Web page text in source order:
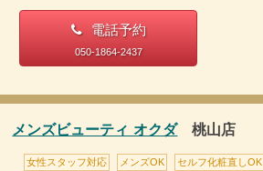
電話予約
050-1864-2437
メンズビューティ オクダ桃山店
女性スタッフ対応 メンズOK セルフ化粧直しOK